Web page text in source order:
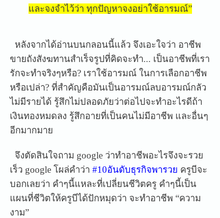
และจงจำไว้ว่า ทุกปัญหาจงอย่าใช้อารมณ์”
หลังจากได้อ่านบนกลอนนี้แล้ว จึงเอะใจว่า อาชีพ
ขายถังสังฆทานสำเร็จรูปที่คิดจะทำ... เป็นอาชีพที่เรา
รักจะทำจริงๆหรือ? เราใช้อารมณ์ ในการเลือกอาชีพ
หรือเปล่า? ที่สำคัญคือมันเป็นอารมณ์ลบอารมณ์กลัว
ไม่มีรายได้ รู้สึกไม่ปลอดภัยว่าต่อไปจะทำอะไรดีถ้า
เงินทองหมดลง รู้สึกอายที่เป็นคนไม่มีอาชีพ และอื่นๆ
อีกมากมาย
จึงตัดสินใจถาม google ว่าทำอาชีพอะไรจึงจะรวย
เร็ว google โผล่คำว่า #10อันดับธุรกิจพารวย ครูบีจะ
บอกเลยว่า คำๆนี้แหละที่เปลี่ยนชีวิตครู คำๆนี้เป็น
แผนที่ชีวิตให้ครูบีได้ปักหมุดว่า จะทำอาชีพ “ความ
งาม”